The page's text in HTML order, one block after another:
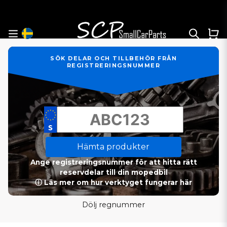
SÖK DELAR OCH TILLBEHÖR FRÅN
REGISTRERINGSNUMMER
Hämta produkter
Ange registreringsnummer för att hitta rätt
reservdelar till din mopedbil
ⓘ Läs mer om hur verktyget fungerar här
Dölj regnummer